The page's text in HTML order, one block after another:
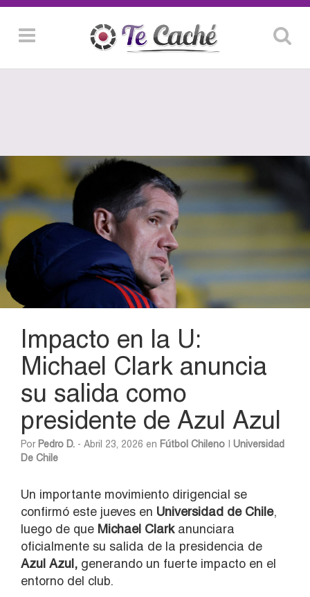
Impacto en la U:
Michael Clark anuncia
su salida como
presidente de Azul Azul
Por Pedro D. - Abril 23, 2026 en Fútbol Chileno
Universidad
De Chile
Un importante movimiento dirigencial se
confirmó este jueves en Universidad de Chile,
luego de que Michael Clarkanunciara
oficialmente su salida de la presidencia de
Azul Azul, generando un fuerte impacto en el
entorno del club.